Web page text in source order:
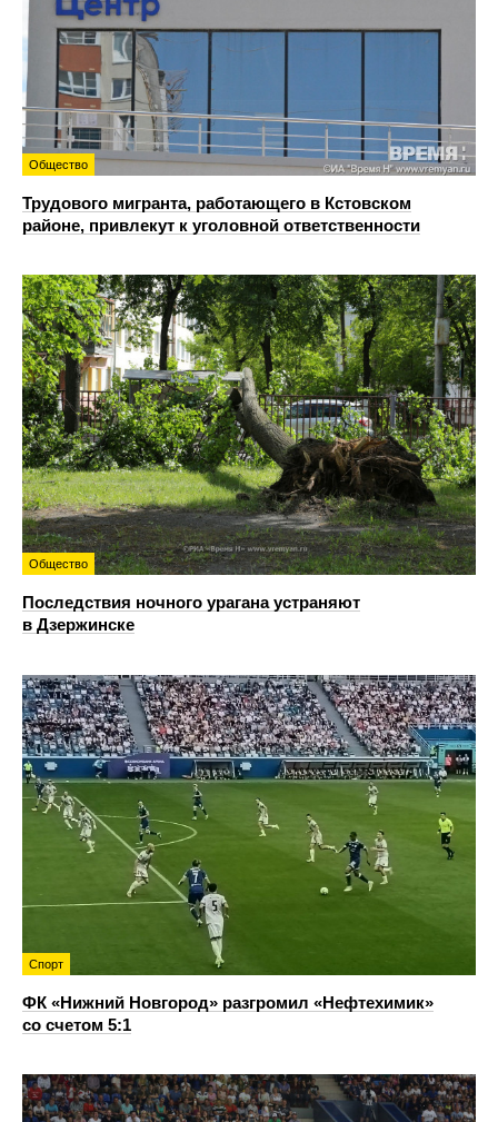
Общество
Трудового мигранта, работающего в Кстовском
районе, привлекут к уголовной ответственности
Общество
Последствия ночного урагана устраняют
в Дзержинске
Спорт
ФК «Нижний Новгород» разгромил «Нефтехимик»
со счетом 5:1